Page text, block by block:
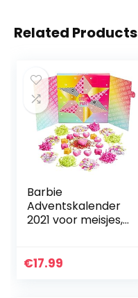
Related Products
Barbie
Adventskalender
2021 voor meisjes,
Bath Bomb
€17.99